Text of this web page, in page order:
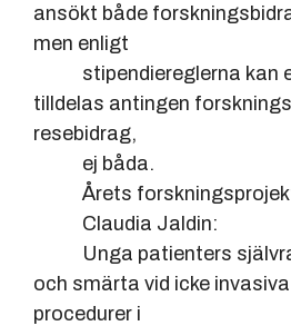
ansökt både
men enligt
stipendiereglerna kan
tilldelas antingen
resebidrag,
ej båda.
Årets
Claudia Jaldin:
Unga patienters
och smärta vid icke
procedurer i